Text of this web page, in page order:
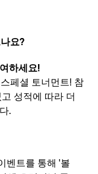
요?
하세요!
페셜 토너먼트! 참
성적에 따라 더
.
벤트를 통해 '볼